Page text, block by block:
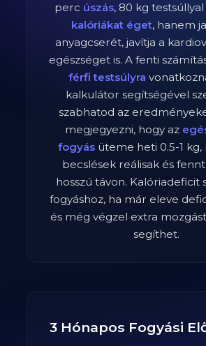
perc úszás, 80 kg
kalóriákat éget, hanem
anyagcserét, javítja a
egészséget is. A fenti
férfi testsúlyra
kalkulátor segítségével
szabhatod az
megjegyezni, hogy az
fogyásüteme heti 0.5-1 kg,
becslések reálisak és
hosszú távon. Kalóriadeficit
fogyáshoz, ha már eleve
és még végzel extra
segíthet.
3 Hónapos Fogyási